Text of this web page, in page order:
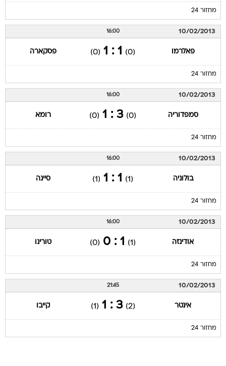
מחזור 24
10/02/2013
16:00
פאלרמו (0)
1 : 1
(0) פסקארה
מחזור 24
10/02/2013
16:00
סמפדוריה (0)
3 : 1
(0) רומא
מחזור 24
10/02/2013
16:00
בולוניה (1)
1 : 1
(1) סיינה
מחזור 24
10/02/2013
16:00
אודינזה (1)
1 : 0
(0) טורינו
מחזור 24
10/02/2013
21:45
אינטר (2)
3 : 1
(1) קייבו
מחזור 24